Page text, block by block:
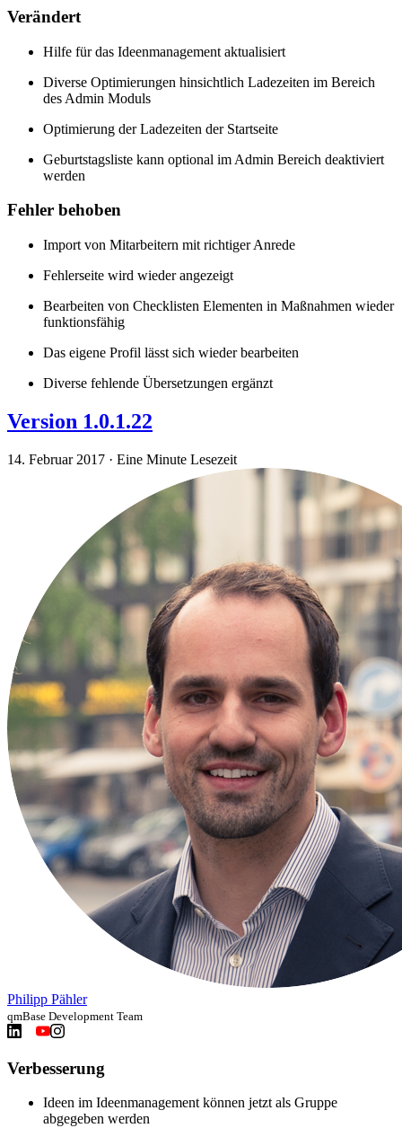
Verändert
Hilfe für das Ideenmanagement aktualisiert
Diverse Optimierungen hinsichtlich Ladezeiten im Bereich
des Admin Moduls
Optimierung der Ladezeiten der Startseite
Geburtstagsliste kann optional im Admin Bereich deaktiviert
werden
Fehler behoben
Import von Mitarbeitern mit richtiger Anrede
Fehlerseite wird wieder angezeigt
Bearbeiten von Checklisten Elementen in Maßnahmen wieder
funktionsfähig
Das eigene Profil lässt sich wieder bearbeiten
Diverse fehlende Übersetzungen ergänzt
Version 1.0.1.22
14. Februar 2017 · Eine Minute Lesezeit
Philipp Pähler
qmBase Development Team
Verbesserung
Ideen im Ideenmanagement können jetzt als Gruppe
abgegeben werden